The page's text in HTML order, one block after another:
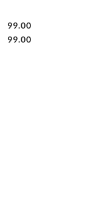
Cena:
99.00
Cena:
99.00